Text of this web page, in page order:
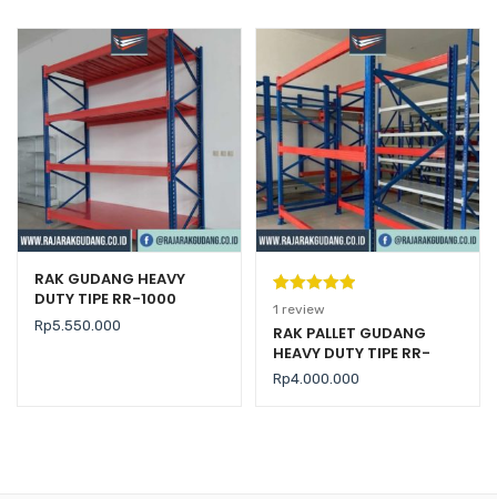
RAK GUDANG HEAVY
DUTY TIPE RR-1000
Rp5.550.000
Peringkat
5.00dari 5
berdasarka
n
1
penilaian
1 review
RAK PALLET GUDANG
HEAVY DUTY TIPE RR-
2000 KAPASITAS 2 TON /
LEVEL
Rp4.000.000